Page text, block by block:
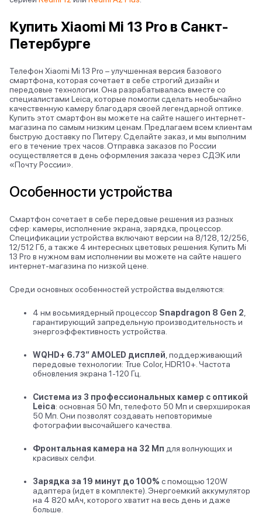
Купить Xiaomi Mi 13 Pro в Санкт-
Петербурге
Телефон Xiaomi Mi 13 Pro – улучшенная версия базового
смартфона, которая сочетает в себе строгий дизайн и
передовые технологии. Она разрабатывалась вместе со
специалистами Leica, которые помогли сделать необычайно
качественную камеру благодаря своей легендарной оптике.
Купить этот смартфон вы можете на сайте нашего интернет-
магазина по самым низким ценам. Предлагаем всем клиентам
быструю доставку по Питеру. Сделайте заказ, и мы выполним
его в течение трех часов. Отправка заказов по России
осуществляется в день оформления заказа через СДЭК или
«Почту России».
Особенности устройства
Смартфон сочетает в себе передовые решения из разных
сфер: камеры, исполнение экрана, зарядка, процессор.
Спецификации устройства включают версии на 8/128, 12/256,
12/512 Гб, а также 4 интересных цветовых решения. Купить Mi
13 Pro в нужном вам исполнении вы можете на сайте нашего
интернет-магазина по низкой цене.
Среди основных особенностей устройства выделяются:
4 нм восьмиядерный процессор Snapdragon 8 Gen 2
гарантирующий запредельную производительность и
энергоэффективность устройства.
WQHD+ 6.73” AMOLED дисплей , поддерживающий
передовые технологии: True Color, HDR10+. Частота
обновления экрана 1-120 Гц.
Система из 3 профессиональных камер с оптикой
Leica: основная 50 Мп, телефото 50 Мп и сверхширокая
50 Мп. Они позволят создавать неповторимые
фотографии высочайшего качества.
Фронтальная камера на 32 Мп для волнующих и
красивых селфи.
Зарядка за 19 минут до 100% с помощью 120W
адаптера (идет в комплекте). Энергоемкий аккумулятор
на 4 820 мАч, которого хватит на весь день и даже
больше.